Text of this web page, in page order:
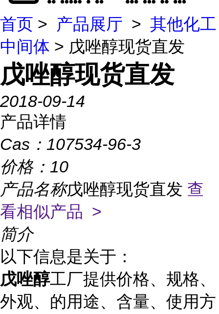
首页 > 产品展厅 > 其他化工
中间体 > 戊唑醇现货直发
戊唑醇现货直发
2018-09-14
产品详情
Cas： 107534-96-3
价格： 10
产品名称戊唑醇现货直发 查
看相似产品 >
简介
以下信息是关于：
戊唑醇工厂提供价格、规格、
外观、的用途、含量、使用方